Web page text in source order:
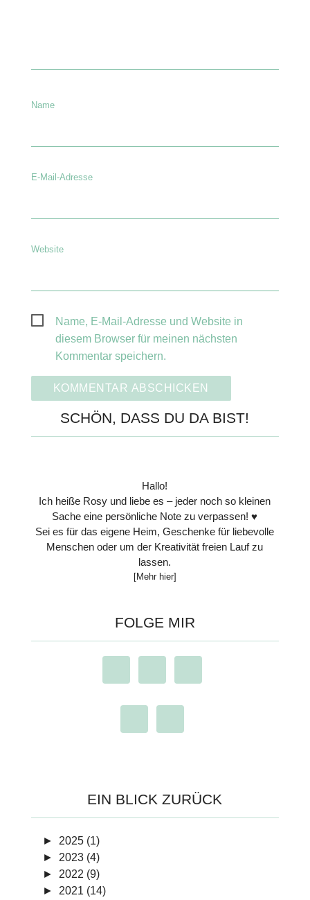
Name
E-Mail-Adresse
Website
Name, E-Mail-Adresse und Website in
diesem Browser für meinen nächsten
Kommentar speichern.
SCHÖN, DASS DU DA BIST!
Hallo!
Ich heiße Rosy und liebe es – jeder noch so kleinen
Sache eine persönliche Note zu verpassen! ♥
Sei es für das eigene Heim, Geschenke für liebevolle
Menschen oder um der Kreativität freien Lauf zu
lassen.
[Mehr hier]
FOLGE MIR
EIN BLICK ZURÜCK
►
2025 (1)
►
2023 (4)
►
2022 (9)
►
2021 (14)